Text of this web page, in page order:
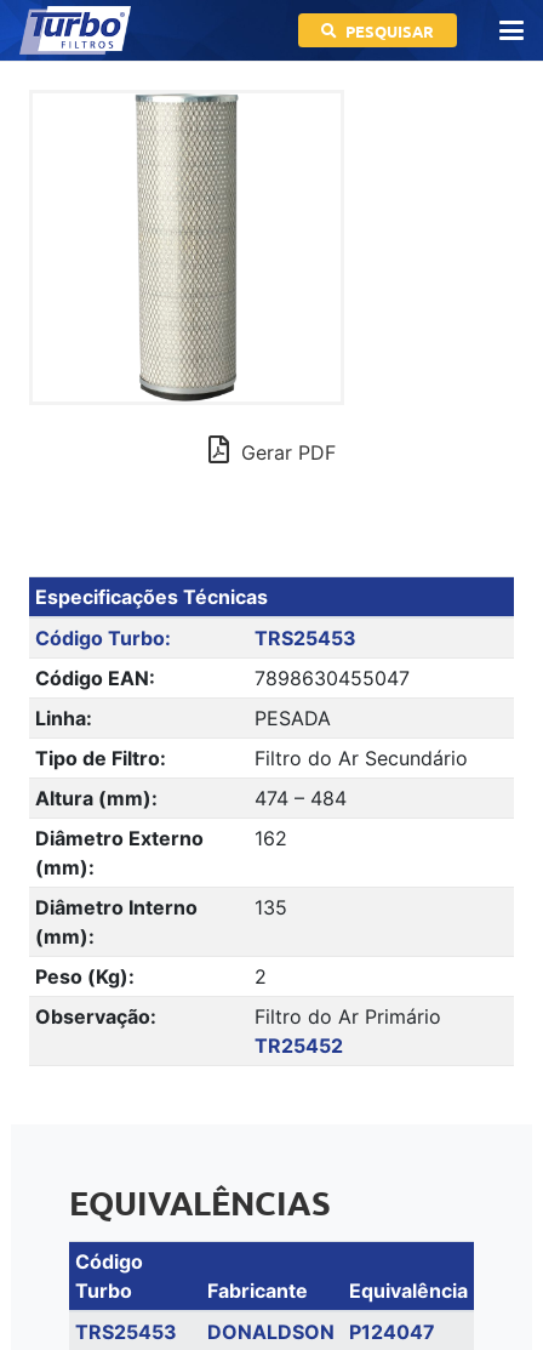
PESQUISAR
Gerar PDF
Especificações Técnicas
Código Turbo:
TRS25453
Código EAN:
7898630455047
Linha:
PESADA
Tipo de Filtro:
Filtro do Ar Secundário
Altura (mm):
474 – 484
Diâmetro Externo
(mm):
162
Diâmetro Interno
(mm):
135
Peso (Kg):
2
Observação:
Filtro do Ar Primário
TR25452
EQUIVALÊNCIAS
Código
Turbo
Fabricante
Equivalência
TRS25453
DONALDSON
P124047